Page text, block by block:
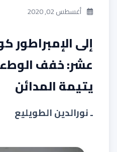
أغسطس 02, 2020
إلى الإمبراطور
عشر: خفف
يتيمة المدائن
ـ نورالدين الطويليع